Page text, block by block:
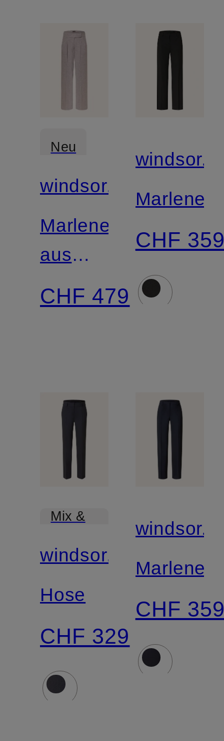
Neu
Mix &
windsor.
Marlenehose
aus
Jersey
CHF 479
windsor.
CHF
Mix &
windsor.
Hose
CHF 329
windsor.
CHF